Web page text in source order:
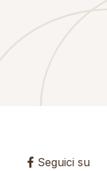
Seguici su